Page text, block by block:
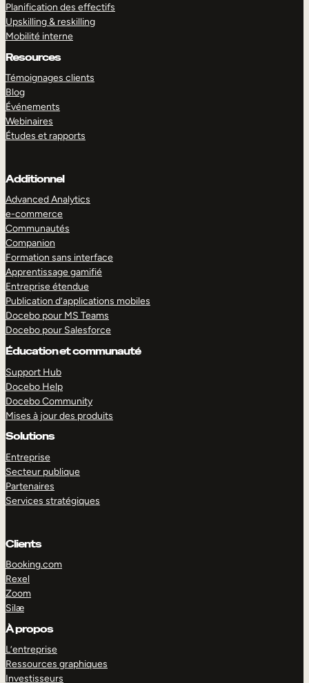
Planification des effectifs
Upskilling & reskilling
Mobilité interne
Resources
Témoignages clients
Blog
Événements
Webinaires
Études et rapports
Additionnel
Advanced Analytics
e-commerce
Communautés
Companion
Formation sans interface
Apprentissage gamifié
Entreprise étendue
Publication d’applications mobiles
Docebo pour MS Teams
Docebo pour Salesforce
Éducation et communauté
Support Hub
Docebo Help
Docebo Community
Mises à jour des produits
Solutions
Entreprise
Secteur publique
Partenaires
Services stratégiques
Clients
Booking.com
Rexel
Zoom
Silæ
À propos
L’entreprise
Ressources graphiques
Investisseurs